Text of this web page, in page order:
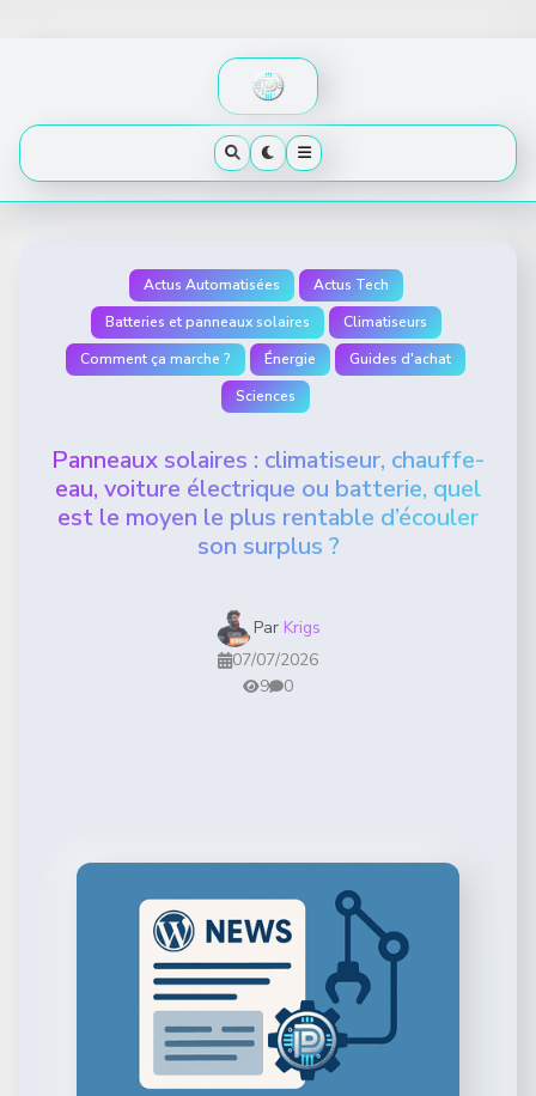
Actus Automatisées
Actus Tech
Batteries et panneaux solaires
Climatiseurs
Comment ça marche ?
Énergie
Guides d'achat
Sciences
Panneaux solaires : climatiseur, chauffe-
eau, voiture électrique ou batterie, quel
est le moyen le plus rentable d’écouler
son surplus ?
Par Krigs
07/07/2026
9
0